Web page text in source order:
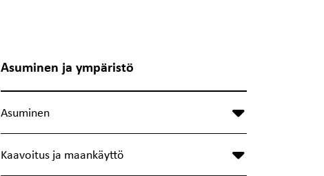
Asuminen ja ympäristö
Asuminen
Kaavoitus ja maankäyttö